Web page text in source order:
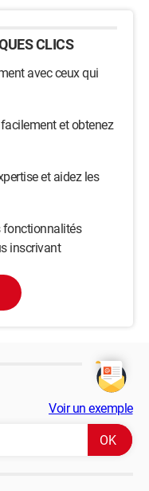
CLICS
avec ceux qui
et obtenez
et aidez les
fonctionnalités
inscrivant
Voir un exemple